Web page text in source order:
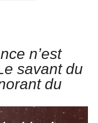
n’est
savant du
du